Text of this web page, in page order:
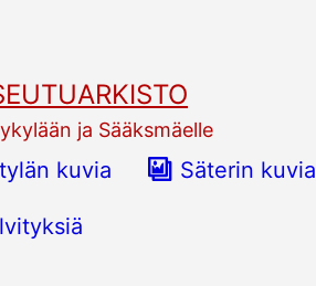
ja Sääksmäelle
kuvia Säterin kuvia